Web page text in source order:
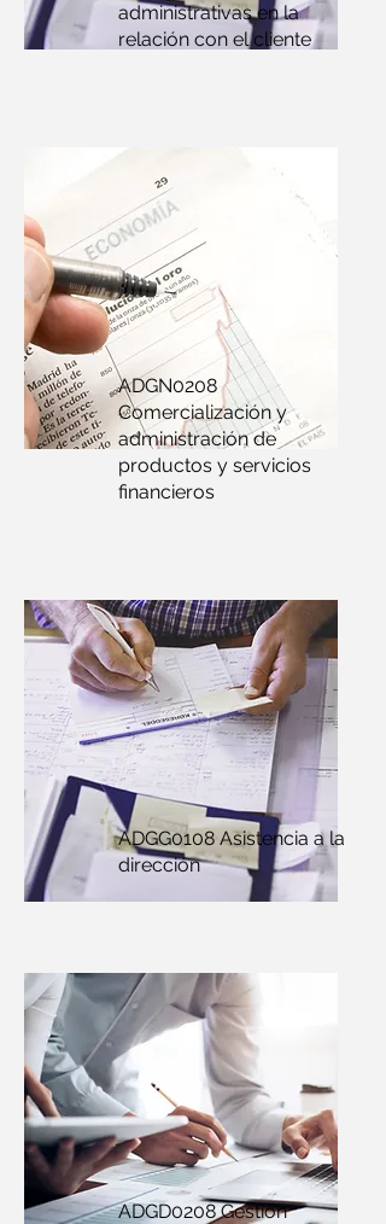
administrativas en la
relación con el cliente
ADGN0208
Comercialización y
administración de
productos y servicios
financieros
ADGG0108 Asistencia a la
dirección
ADGD0208 Gestión